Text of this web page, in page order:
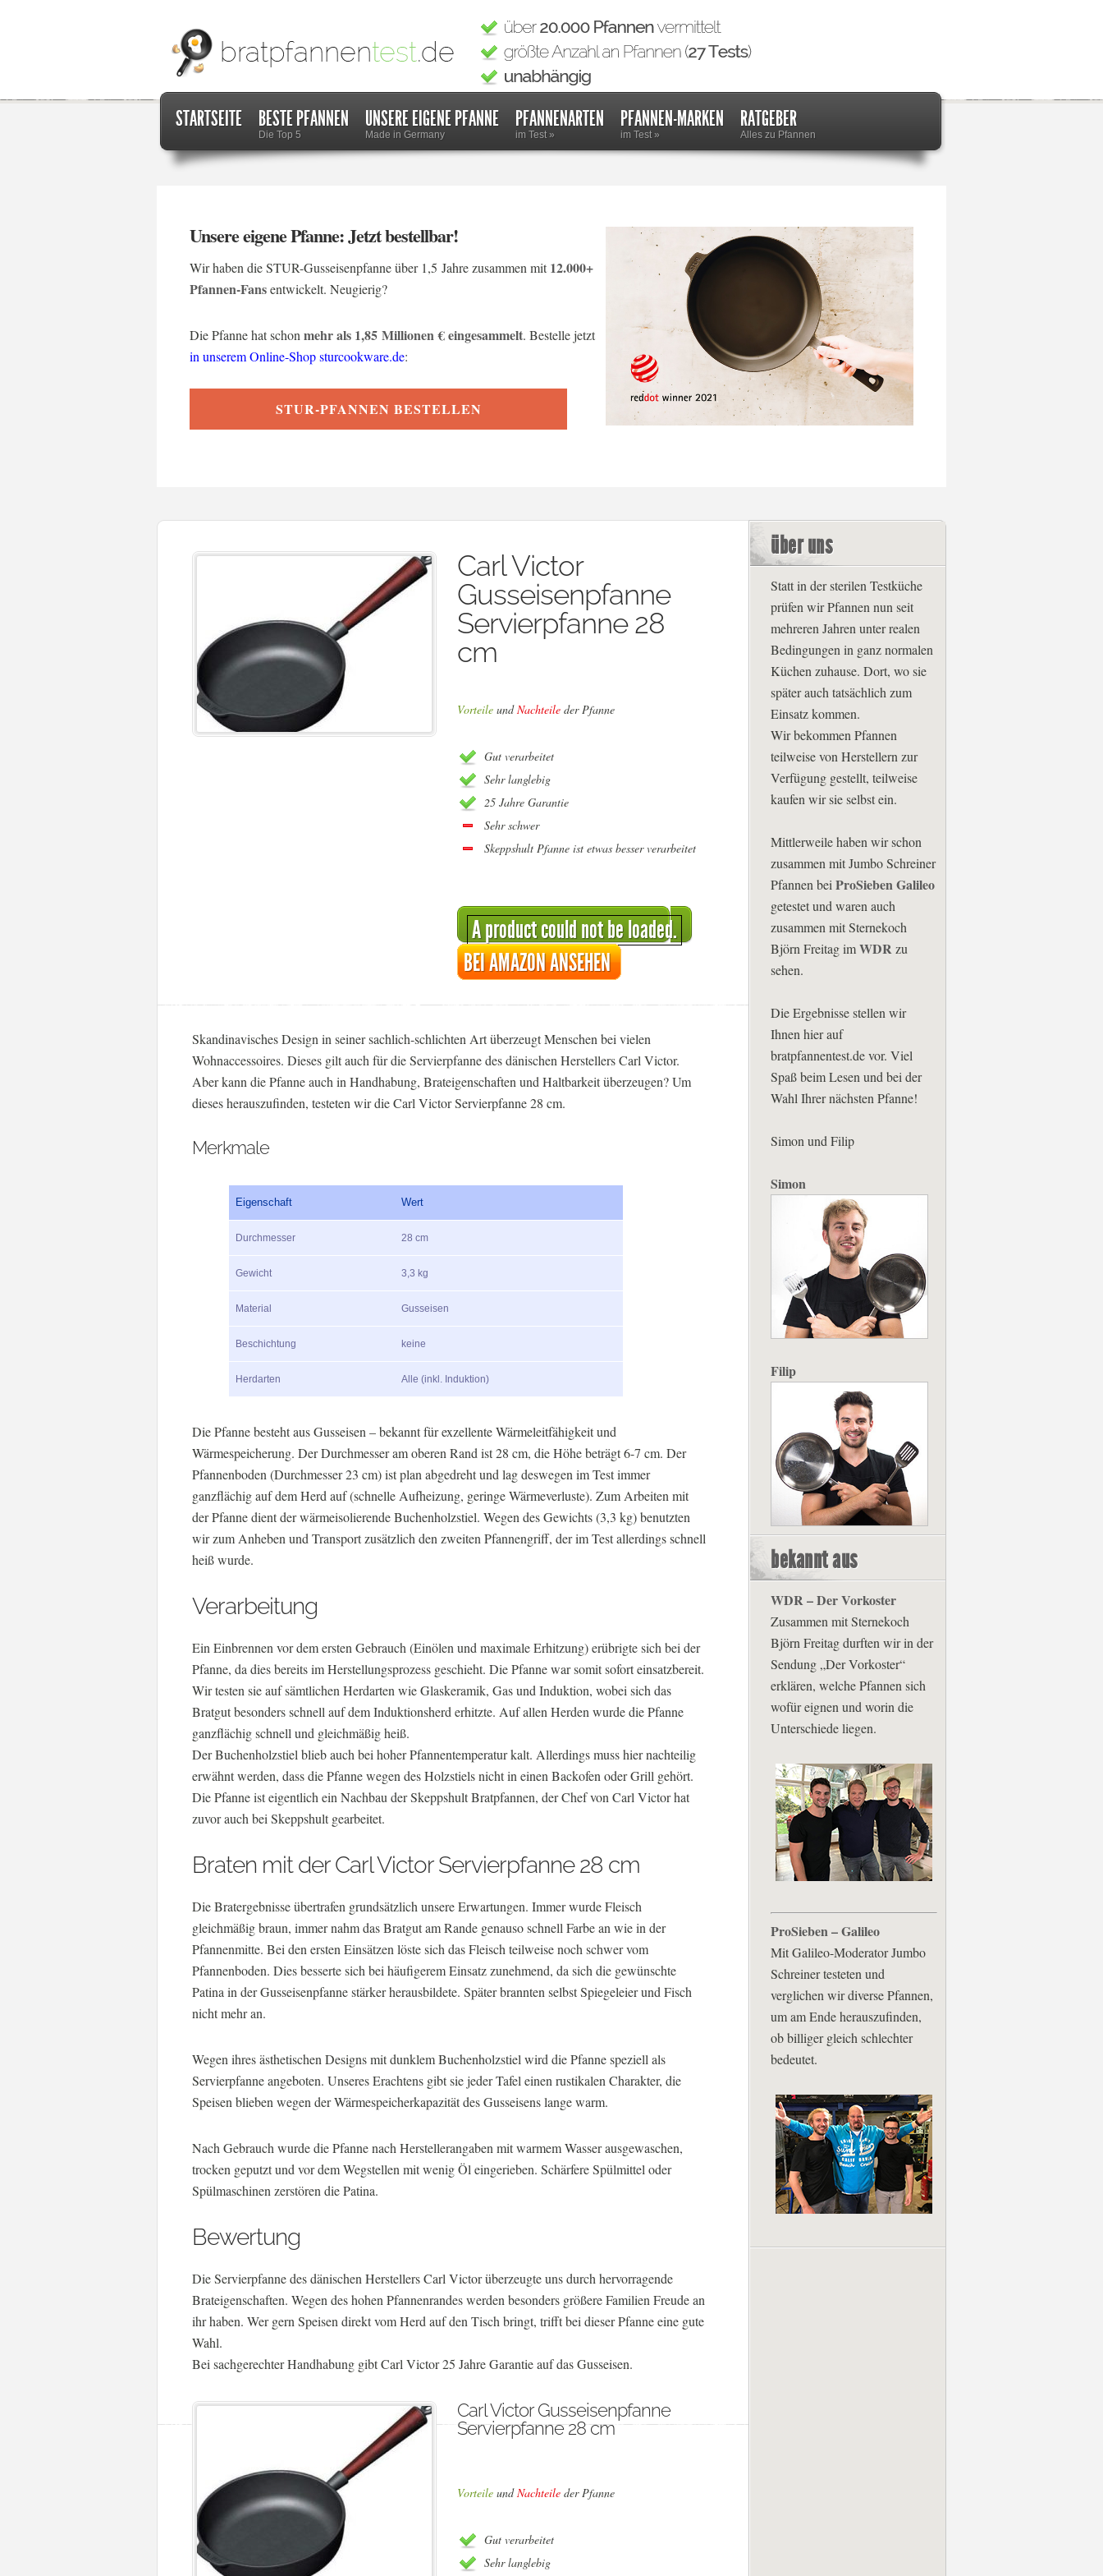
STARTSEITE BESTE PFANNEN
Die Top 5
UNSERE EIGENE PFANNE
Made in Germany
PFANNENARTEN
im Test»
PFANNEN-MARKEN
im Test»
RATGEBER
Alles zu Pfannen
Unsere eigene Pfanne: Jetzt bestellbar!
Wir haben die STUR-Gusseisenpfanne über 1,5 Jahre zusammen mit12.000+
Pfannen-Fansentwickelt. Neugierig?
Die Pfanne hat schon mehr als 1,85 Millionen € eingesammelt. Bestelle jetzt
in unserem Online-Shop sturcookware.de:
STUR-PFANNEN BESTELLEN
Carl Victor
Gusseisenpfanne
Servierpfanne 28
cm
Vorteile undNachteile der Pfanne
Gut verarbeitet
Sehr langlebig
25 Jahre Garantie
Sehr schwer
Skeppshult Pfanne ist etwas besser verarbeitet
A product could not be loaded.
BEI AMAZON ANSEHEN
Skandinavisches Design in seiner sachlich-schlichten Art überzeugt Menschen bei vielen
Wohnaccessoires. Dieses gilt auch für die Servierpfanne des dänischen Herstellers Carl Victor.
Aber kann die Pfanne auch in Handhabung, Brateigenschaften und Haltbarkeit überzeugen? Um
dieses herauszufinden, testeten wir die Carl Victor Servierpfanne 28 cm.
Merkmale
Eigenschaft Wert
Durchmesser 28 cm
Gewicht 3,3 kg
Material Gusseisen
Beschichtung keine
Herdarten Alle (inkl. Induktion)
Die Pfanne besteht aus Gusseisen – bekannt für exzellente Wärmeleitfähigkeit und
Wärmespeicherung. Der Durchmesser am oberen Rand ist 28 cm, die Höhe beträgt 6-7 cm. Der
Pfannenboden (Durchmesser 23 cm) ist plan abgedreht und lag deswegen im Test immer
ganzflächig auf dem Herd auf (schnelle Aufheizung, geringe Wärmeverluste). Zum Arbeiten mit
der Pfanne dient der wärmeisolierende Buchenholzstiel. Wegen des Gewichts (3,3 kg) benutzten
wir zum Anheben und Transport zusätzlich den zweiten Pfannengriff, der im Test allerdings schnell
heiß wurde.
Verarbeitung
Ein Einbrennen vor dem ersten Gebrauch (Einölen und maximale Erhitzung) erübrigte sich bei der
Pfanne, da dies bereits im Herstellungsprozess geschieht. Die Pfanne war somit sofort einsatzbereit.
Wir testen sie auf sämtlichen Herdarten wie Glaskeramik, Gas und Induktion, wobei sich das
Bratgut besonders schnell auf dem Induktionsherd erhitzte. Auf allen Herden wurde die Pfanne
ganzflächig schnell und gleichmäßig heiß.
Der Buchenholzstiel blieb auch bei hoher Pfannentemperatur kalt. Allerdings muss hier nachteilig
erwähnt werden, dass die Pfanne wegen des Holzstiels nicht in einen Backofen oder Grill gehört.
Die Pfanne ist eigentlich ein Nachbau der Skeppshult Bratpfannen, der Chef von Carl Victor hat
zuvor auch bei Skeppshult gearbeitet.
Braten mit der Carl Victor Servierpfanne 28 cm
Die Bratergebnisse übertrafen grundsätzlich unsere Erwartungen. Immer wurde Fleisch
gleichmäßig braun, immer nahm das Bratgut am Rande genauso schnell Farbe an wie in der
Pfannenmitte. Bei den ersten Einsätzen löste sich das Fleisch teilweise noch schwer vom
Pfannenboden. Dies besserte sich bei häufigerem Einsatz zunehmend, da sich die gewünschte
Patina in der Gusseisenpfanne stärker herausbildete. Später brannten selbst Spiegeleier und Fisch
nicht mehr an.
Wegen ihres ästhetischen Designs mit dunklem Buchenholzstiel wird die Pfanne speziell als
Servierpfanne angeboten. Unseres Erachtens gibt sie jeder Tafel einen rustikalen Charakter, die
Speisen blieben wegen der Wärmespeicherkapazität des Gusseisens lange warm.
Nach Gebrauch wurde die Pfanne nach Herstellerangaben mit warmem Wasser ausgewaschen,
trocken geputzt und vor dem Wegstellen mit wenig Öl eingerieben. Schärfere Spülmittel oder
Spülmaschinen zerstören die Patina.
Bewertung
Die Servierpfanne des dänischen Herstellers Carl Victor überzeugte uns durch hervorragende
Brateigenschaften. Wegen des hohen Pfannenrandes werden besonders größere Familien Freude an
ihr haben. Wer gern Speisen direkt vom Herd auf den Tisch bringt, trifft bei dieser Pfanne eine gute
Wahl.
Bei sachgerechter Handhabung gibt Carl Victor 25 Jahre Garantie auf das Gusseisen.
Carl Victor Gusseisenpfanne
Servierpfanne 28 cm
Vorteile undNachteile der Pfanne
Gut verarbeitet
Sehr langlebig
über uns
Statt in der sterilen Testküche
prüfen wir Pfannen nun seit
mehreren Jahren unter realen
Bedingungen in ganz normalen
Küchen zuhause. Dort, wo sie
später auch tatsächlich zum
Einsatz kommen.
Wir bekommen Pfannen
teilweise von Herstellern zur
Verfügung gestellt, teilweise
kaufen wir sie selbst ein.
Mittlerweile haben wir schon
zusammen mit Jumbo Schreiner
Pfannen bei ProSieben Galileo
getestet und waren auch
zusammen mit Sternekoch
Björn Freitag imWDRzu
sehen.
Die Ergebnisse stellen wir
Ihnen hier auf
bratpfannentest.de vor. Viel
Spaß beim Lesen und bei der
Wahl Ihrer nächsten Pfanne!
Simon und Filip
Simon
Filip
bekannt aus
WDR – Der Vorkoster
Zusammen mit Sternekoch
Björn Freitag durften wir in der
Sendung „Der Vorkoster“
erklären, welche Pfannen sich
wofür eignen und worin die
Unterschiede liegen.
ProSieben – Galileo
Mit Galileo-Moderator Jumbo
Schreiner testeten und
verglichen wir diverse Pfannen,
um am Ende herauszufinden,
ob billiger gleich schlechter
bedeutet.